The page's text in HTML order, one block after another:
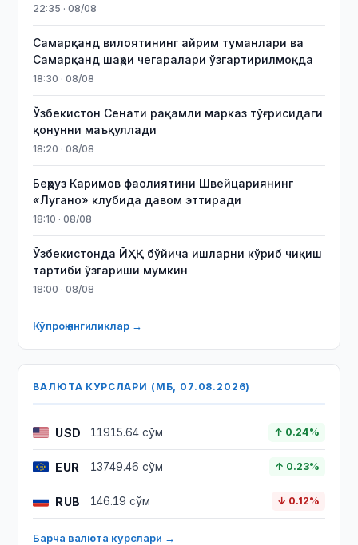
22:35 · 08/08
Самарқанд вилоятининг айрим туманлари ва
Самарқанд шаҳри чегаралари ўзгартирилмоқда
18:30 · 08/08
Ўзбекистон Сенати рақамли марказ тўғрисидаги
қонунни маъқуллади
18:20 · 08/08
Беҳруз Каримов фаолиятини Швейцариянинг
«Лугано» клубида давом эттиради
18:10 · 08/08
Ўзбекистонда ЙҲҚ бўйича ишларни кўриб чиқиш
тартиби ўзгариши мумкин
18:00 · 08/08
Кўпроқ янгиликлар →
ВАЛЮТА КУРСЛАРИ (МБ, 07.08.2026)
USD 11915.64 сўм ↑ 0.24%
EUR 13749.46 сўм ↑ 0.23%
RUB 146.19 сўм ↓ 0.12%
Барча валюта курслари →